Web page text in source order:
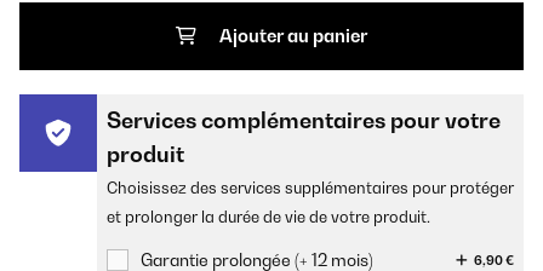
Ajouter au panier
Services complémentaires pour votre
produit
Choisissez des services supplémentaires pour protéger
et prolonger la durée de vie de votre produit.
Garantie prolongée (+ 12 mois)
6,90 €